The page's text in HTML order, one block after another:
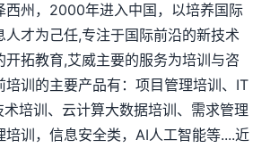
西州，2000年进入中国，以培养国际
人才为己任,专注于国际前沿的新技术
开拓教育,艾威主要的服务为培训与咨
培训的主要产品有：项目管理培训、IT
培训、云计算大数据培训、需求管理
培训，信息安全类，AI人工智能等....近